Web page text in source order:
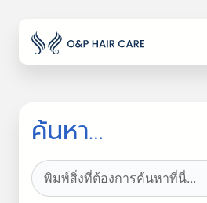
ค้นหา…
Search